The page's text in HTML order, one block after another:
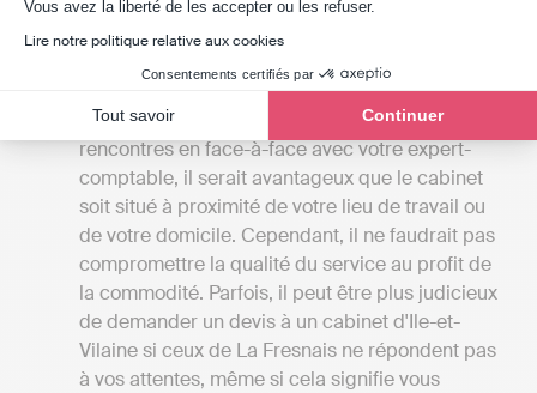
Vous avez la liberté de les accepter ou les refuser.
Lire notre politique relative aux cookies
Consentements certifiés par
Tout savoir Continuer
Indy, vous pouvez gérer votre comptabilité et
soumettre vos déclarations fiscales en ligne à
partir de 20 € HT par mois.
La localisation du cabinet
: Si vous préférez les
rencontres en face-à-face avec votre expert-
comptable, il serait avantageux que le cabinet
soit situé à proximité de votre lieu de travail ou
de votre domicile. Cependant, il ne faudrait pas
compromettre la qualité du service au profit de
la commodité. Parfois, il peut être plus judicieux
de demander un devis à un cabinet d'Ile-et-
Vilaine si ceux de La Fresnais ne répondent pas
à vos attentes, même si cela signifie vous